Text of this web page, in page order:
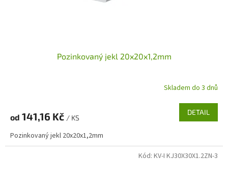
Pozinkovaný jekl 20x20x1,2mm
Skladem do 3 dnů
od 141,16 Kč / KS
DETAIL
Pozinkovaný jekl 20x20x1,2mm
Kód: KV-I KJ30X30X1.2ZN-3